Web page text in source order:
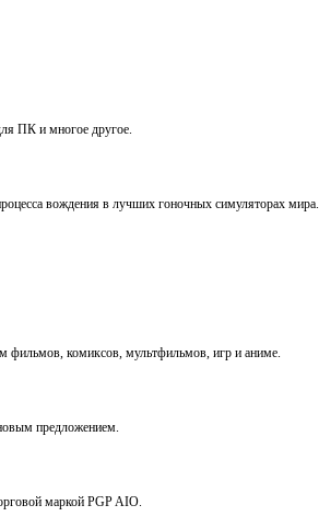
ПК и многое другое.
вождения в лучших гоночных симуляторах мира.
комиксов, мультфильмов, игр и аниме.
предложением.
маркой PGP AIO.